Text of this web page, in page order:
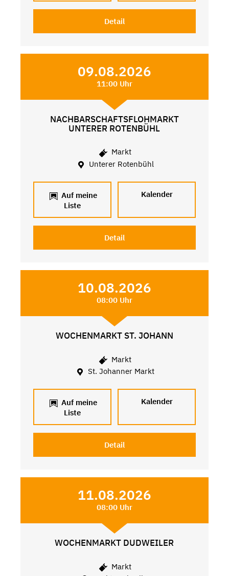
Detail
09.08.2026
11:00 Uhr
NACHBARSCHAFTSFLOHMARKT
UNTERER ROTENBÜHL
Markt
Unterer Rotenbühl
Auf meine
Liste
Kalender
Detail
10.08.2026
08:00 Uhr
WOCHENMARKT ST. JOHANN
Markt
St. Johanner Markt
Auf meine
Liste
Kalender
Detail
11.08.2026
08:00 Uhr
WOCHENMARKT DUDWEILER
Markt